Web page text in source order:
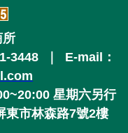
所
3448
｜ E-mail：
星期六另行
東市林森路7號2樓